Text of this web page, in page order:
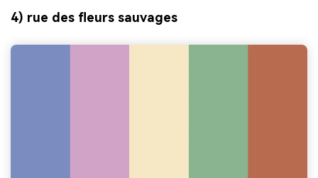
4) rue des fleurs sauvages